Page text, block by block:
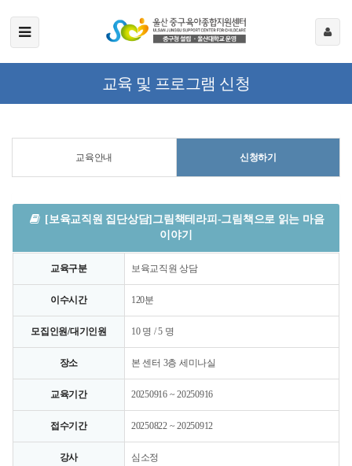
교육 및 프로그램 신청
교육안내 신청하기
[보육교직원 집단상담]그림책테라피-그림책으로 읽는 마음
이야기
교육구분 보육교직원 상담
이수시간 120분
모집인원/대기인원 10 명 / 5 명
장소 본 센터 3층 세미나실
교육기간 20250916 ~ 20250916
접수기간 20250822 ~ 20250912
강사 심소정